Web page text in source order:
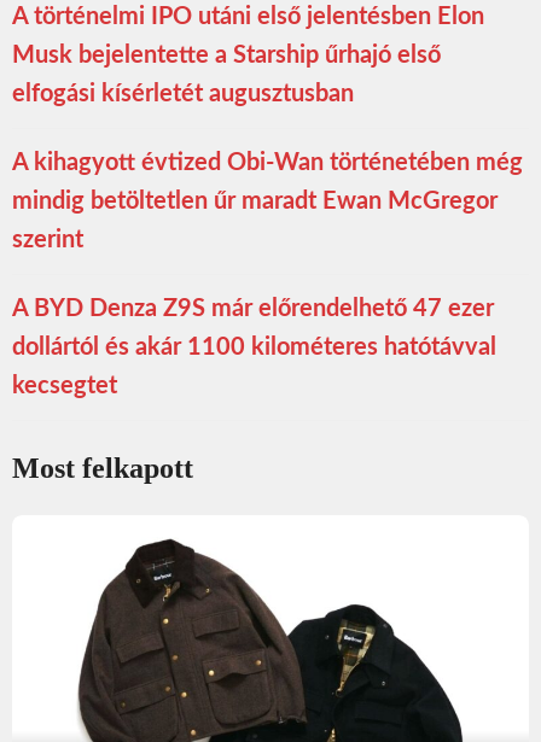
A történelmi IPO utáni első jelentésben Elon
Musk bejelentette a Starship űrhajó első
elfogási kísérletét augusztusban
A kihagyott évtized Obi-Wan történetében még
mindig betöltetlen űr maradt Ewan McGregor
szerint
A BYD Denza Z9S már előrendelhető 47 ezer
dollártól és akár 1100 kilométeres hatótávval
kecsegtet
Most felkapott